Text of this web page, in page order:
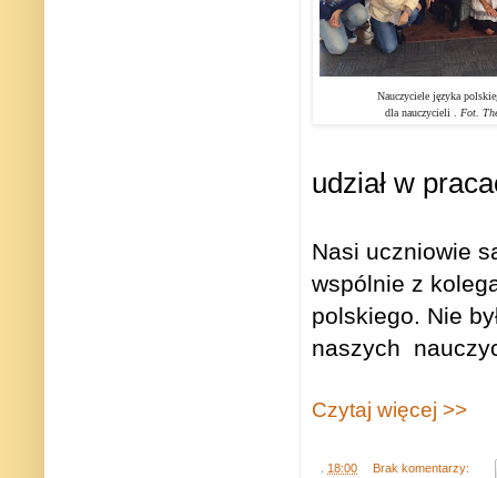
Nauczyciele języka
dla nauczycieli . Fot.
udział w
Nasi uczniowie
wspólnie z
polskiego. Nie
naszych
Czytaj więcej >>
. 18:00 Brak komentarzy: